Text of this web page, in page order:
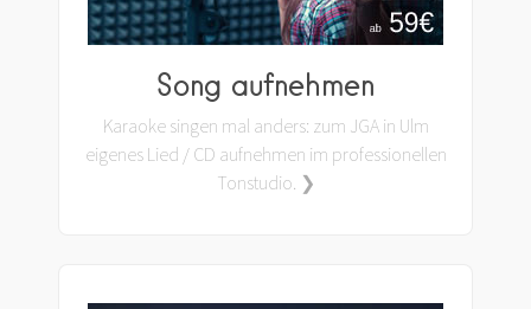
Song aufnehmen
Karaoke singen mal anders: zum JGA in Ulm
eigenes Lied / CD aufnehmen im professionellen
Tonstudio. ❯